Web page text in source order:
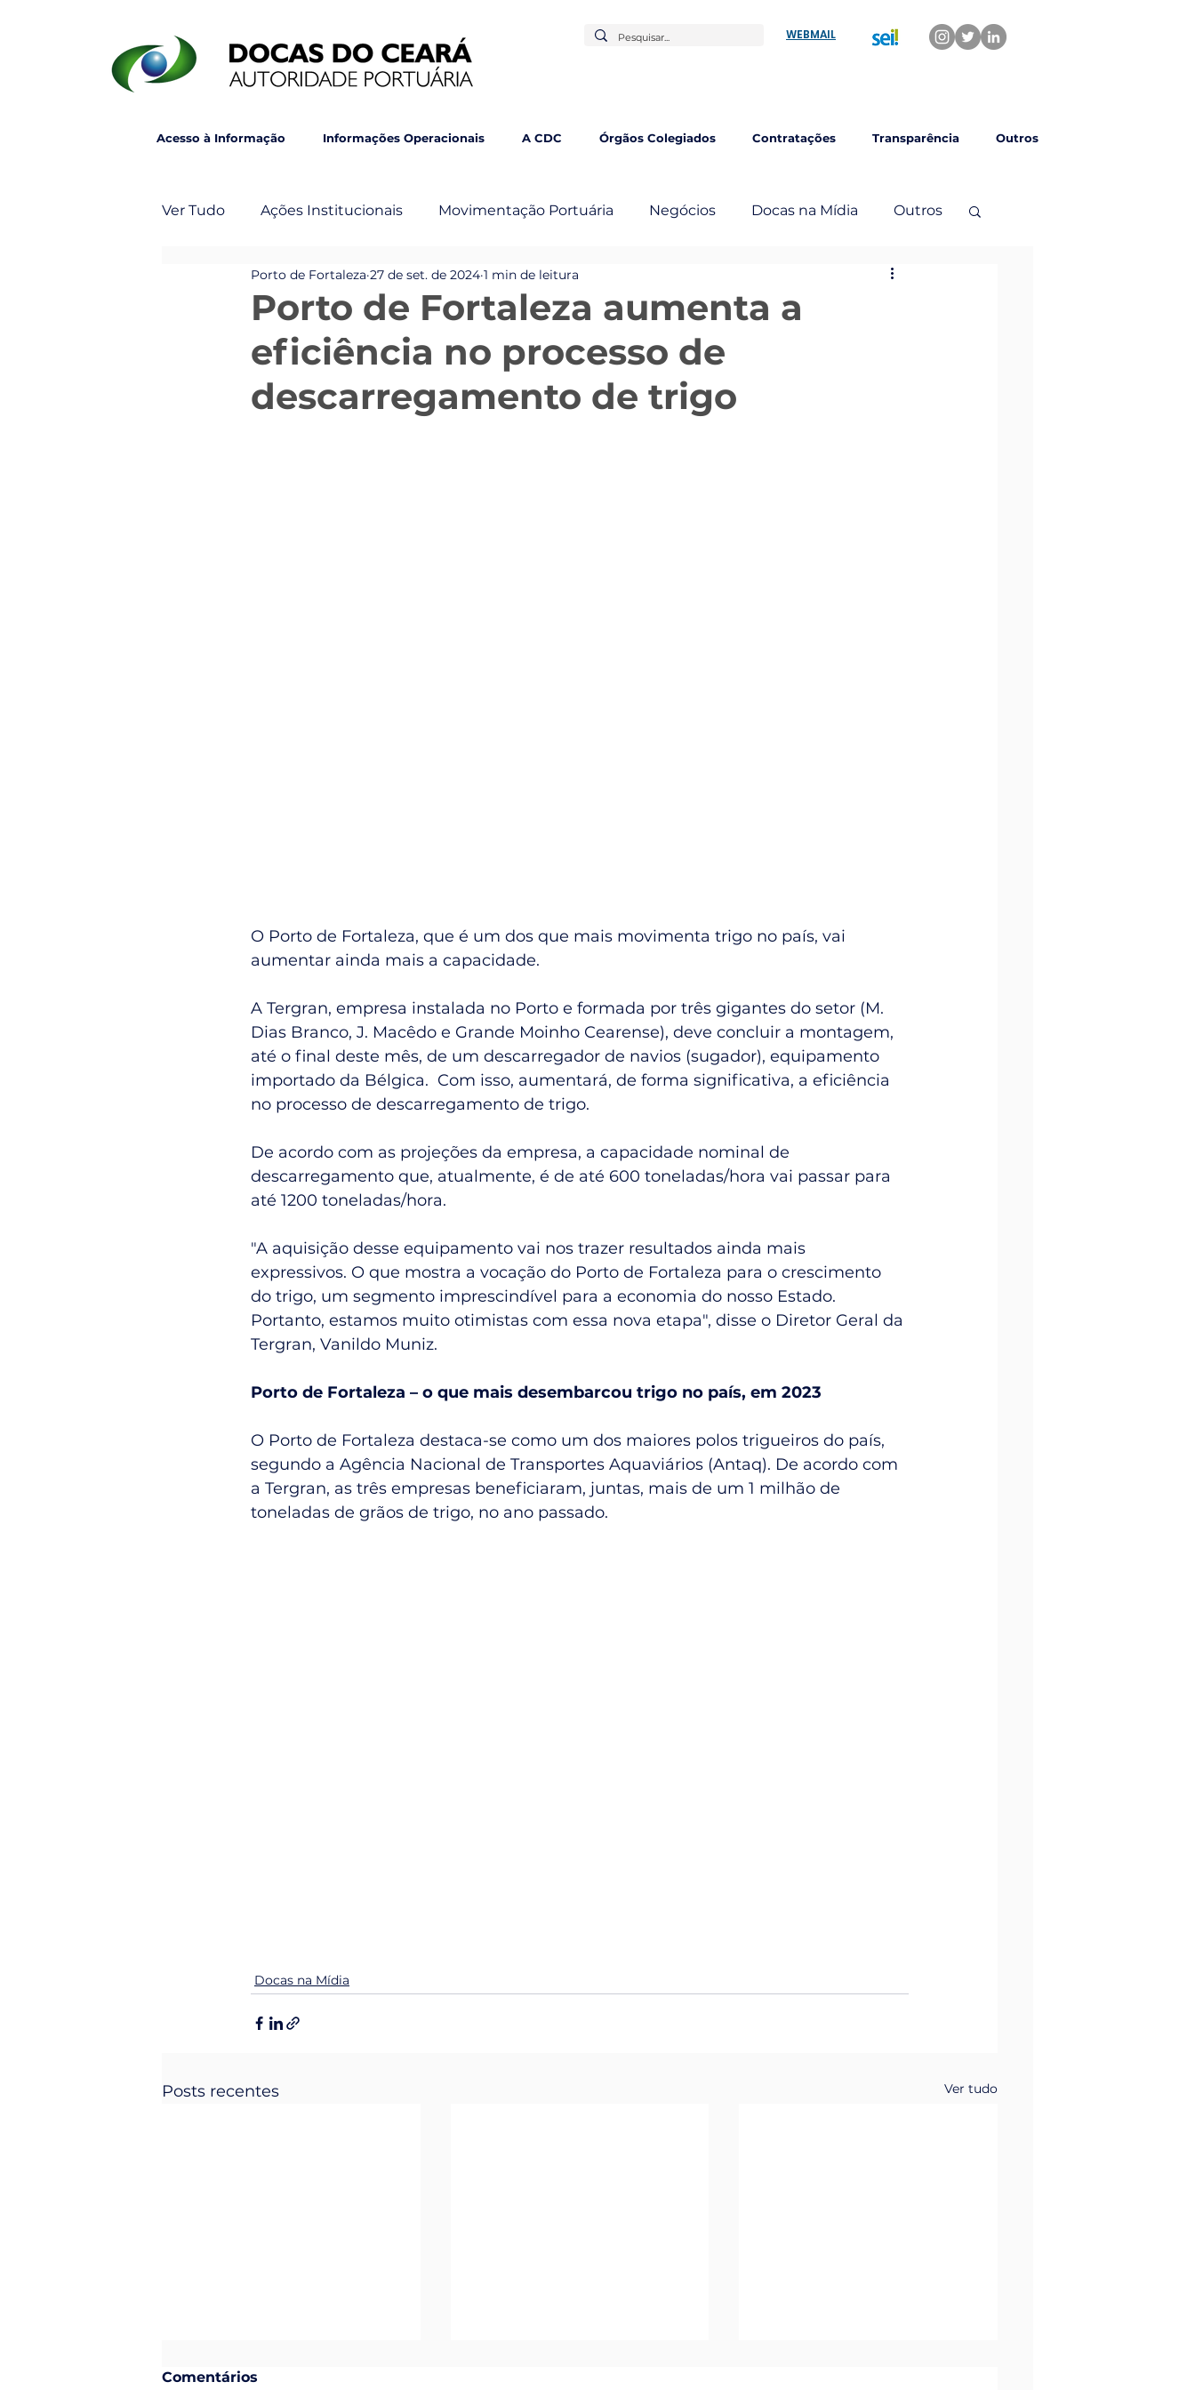
WEBMAIL
Acesso à Informação Informações Operacionais A CDC Órgãos Colegiados Contratações Transparência Outros
Ver Tudo Ações Institucionais Movimentação Portuária Negócios Docas na Mídia Outros
Post Principal Veja Também
Porto de Fortaleza aumenta a
eficiência no processo de
descarregamento de trigo
Porto de Fortaleza 27 de set. de 2024 1 min de leitura
O Porto de Fortaleza, que é um dos que mais movimenta trigo no país, vai
aumentar ainda mais a capacidade.
A Tergran, empresa instalada no Porto e formada por três gigantes do setor (M.
Dias Branco, J. Macêdo e Grande Moinho Cearense), deve concluir a montagem,
até o final deste mês, de um descarregador de navios (sugador), equipamento
importado da Bélgica.  Com isso, aumentará, de forma significativa, a eficiência
no processo de descarregamento de trigo.
De acordo com as projeções da empresa, a capacidade nominal de
descarregamento que, atualmente, é de até 600 toneladas/hora vai passar para
até 1200 toneladas/hora.
"A aquisição desse equipamento vai nos trazer resultados ainda mais
expressivos. O que mostra a vocação do Porto de Fortaleza para o crescimento
do trigo, um segmento imprescindível para a economia do nosso Estado.
Portanto, estamos muito otimistas com essa nova etapa", disse o Diretor Geral da
Tergran, Vanildo Muniz.
Porto de Fortaleza – o que mais desembarcou trigo no país, em 2023
O Porto de Fortaleza destaca-se como um dos maiores polos trigueiros do país,
segundo a Agência Nacional de Transportes Aquaviários (Antaq). De acordo com
a Tergran, as três empresas beneficiaram, juntas, mais de um 1 milhão de
toneladas de grãos de trigo, no ano passado.
Docas na Mídia
Posts recentes Ver tudo
Comentários